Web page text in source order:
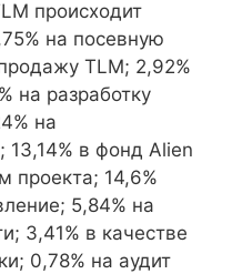
происходит
на посевную
TLM; 2,92%
на разработку
на
в фонд Alien
проекта; 14,6%
5,84% на
3,41% в качестве
0,78% на аудит